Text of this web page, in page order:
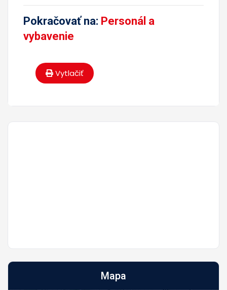
Pokračovať na: Personál a
vybavenie
Vytlačiť
Mapa